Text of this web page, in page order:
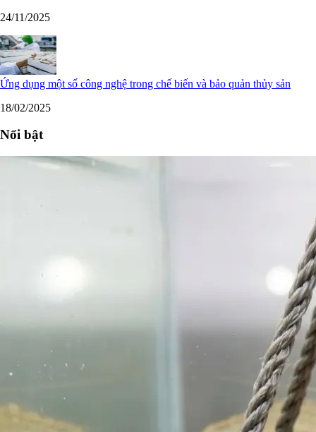
24/11/2025
Ứng dụng một số công nghệ trong chế biến và bảo quản thủy sản
18/02/2025
Nổi bật